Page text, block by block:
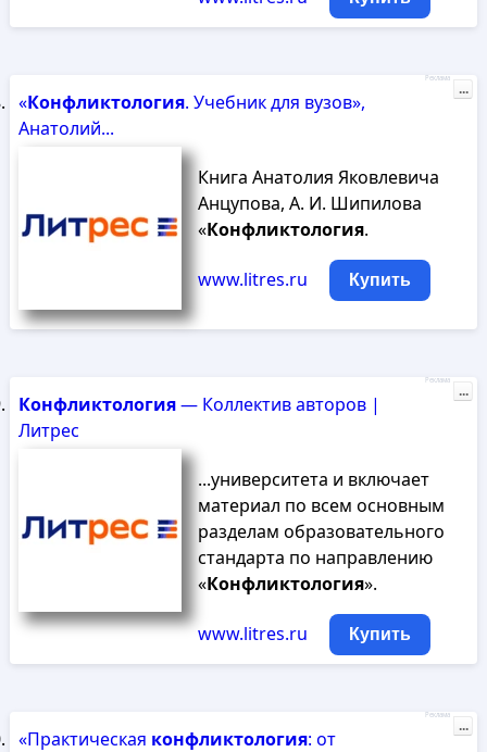
«Конфликтология. Учебник для вузов»,
Анатолий...
Книга Анатолия Яковлевича
Анцупова, А. И. Шипилова
«Конфликтология.
www.litres.ru Купить
Реклама
...
Конфликтология— Коллектив авторов |
Литрес
...университета и включает
материал по всем основным
разделам образовательного
стандарта по направлению
«Конфликтология».
www.litres.ru Купить
Реклама
...
«Практическая конфликтология: от
Реклама
...